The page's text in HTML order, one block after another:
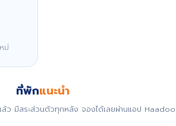
ม่
ที่พักแนะนำ
ว มีสระส่วนตัวทุกหลัง จองได้เลยผ่านแอป Haadoo